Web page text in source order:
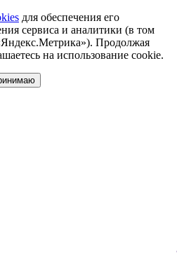
для обеспечения его
сервиса и аналитики (в том
Продолжая
на использование cookie.